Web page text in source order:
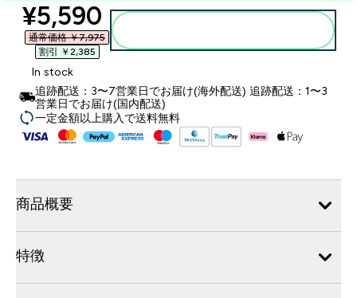
discounted price
¥5,590‎
通常価格 ￥7,975‎
割引 ￥2,385‎
In stock
追跡配送：3〜7営業日でお届け(海外配送) 追跡配送：1〜3
営業日でお届け(国内配送)
一定金額以上購入で送料無料
商品概要
特徴